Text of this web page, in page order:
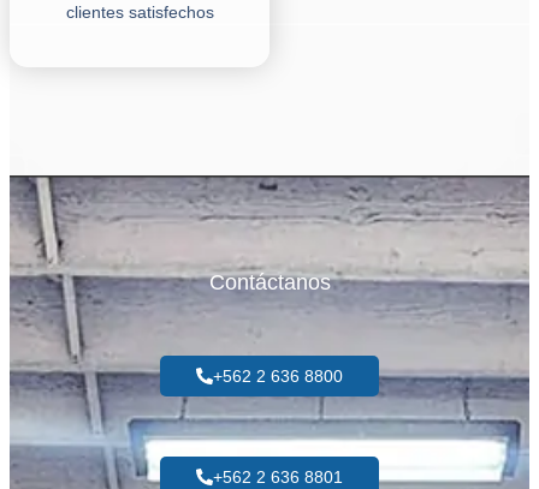
clientes satisfechos
Contáctanos
+562 2 636 8800
+562 2 636 8801